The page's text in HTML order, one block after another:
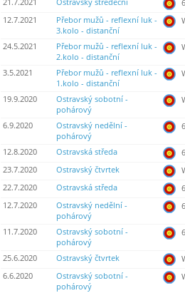
21.7.2021 Ostravský středeční
12.7.2021
Přebor mužů - reflexní luk -
3.kolo - distanční
24.5.2021
Přebor mužů - reflexní luk -
2.kolo - distanční
3.5.2021
Přebor mužů - reflexní luk -
1.kolo - distanční
19.9.2020
Ostravský sobotní -
pohárový
6.9.2020
Ostravský nedělní -
pohárový
12.8.2020 Ostravská středa
23.7.2020
Ostravský čtvrtek
22.7.2020
Ostravská středa
12.7.2020
Ostravský nedělní -
pohárový
11.7.2020
Ostravský sobotní -
pohárový
25.6.2020 Ostravský čtvrtek
6.6.2020
Ostravský sobotní -
pohárový